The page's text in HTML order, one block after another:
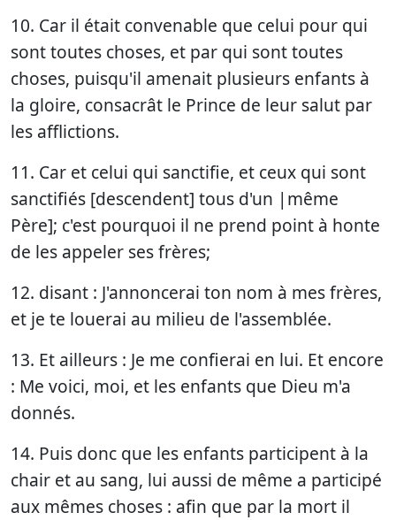
10. Car il était convenable que celui pour qui
sont toutes choses, et par qui sont toutes
choses, puisqu'il amenait plusieurs enfants à
la gloire, consacrât le Prince de leur salut par
les afflictions.
11. Car et celui qui sanctifie, et ceux qui sont
sanctifiés [descendent] tous d'un |même
Père]; c'est pourquoi il ne prend point à honte
de les appeler ses frères;
12. disant : J'annoncerai ton nom à mes frères,
et je te louerai au milieu de l'assemblée.
13. Et ailleurs : Je me confierai en lui. Et encore
: Me voici, moi, et les enfants que Dieu m'a
donnés.
14. Puis donc que les enfants participent à la
chair et au sang, lui aussi de même a participé
aux mêmes choses : afin que par la mort il